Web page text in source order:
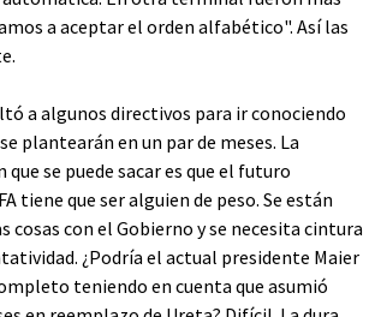
a aceptar el orden alfabético". Así las
a algunos directivos para ir conociendo
plantearán en un par de meses. La
se puede sacar es que el futuro
tiene que ser alguien de peso. Se están
cosas con el Gobierno y se necesita cintura
¿Podría el actual presidente Maier
teniendo en cuenta que asumió